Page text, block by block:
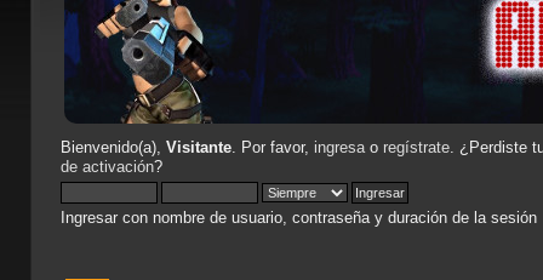
Bienvenido(a), Visitante. Por favor, ingresao regístrate. ¿Perdiste
de activación?
Ingresar con nombre de usuario, contraseña y duración de la sesión